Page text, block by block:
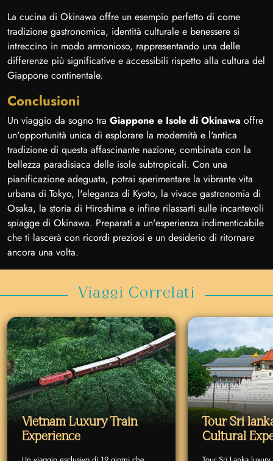
La cucina di Okinawa offre un esempio perfetto di come
tradizione gastronomica, identità culturale e benessere si
intreccino in modo armonioso, rappresentando una delle
differenze più significative e accessibili rispetto alla cultura del
Giappone continentale.
Conclusioni
Un viaggio da sogno tra Giappone e Isole di Okinawa offre
un'opportunità unica di esplorare la modernità e l'antica
tradizione di questa affascinante nazione, combinata con la
bellezza paradisiaca delle isole subtropicali. Con una
pianificazione adeguata, potrai sperimentare la vibrante vita
urbana di Tokyo, l'eleganza di Kyoto, la vivace gastronomia di
Osaka, la storia di Hiroshima e infine rilassarti sulle incantevoli
spiagge di Okinawa. Preparati a un'esperienza indimenticabile
che ti lascerà con ricordi preziosi e un desiderio di ritornare
ancora una volta.
Viaggi Correlati
Vietnam Luxury Train
Experience
Tour Sri
Cultural